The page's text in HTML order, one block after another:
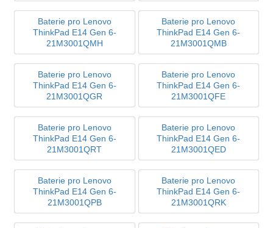
Baterie pro Lenovo
ThinkPad E14 Gen 6-
21M3001QMH
Baterie pro Lenovo
ThinkPad E14 Gen 6-
21M3001QMB
Baterie pro Lenovo
ThinkPad E14 Gen 6-
21M3001QGR
Baterie pro Lenovo
ThinkPad E14 Gen 6-
21M3001QFE
Baterie pro Lenovo
ThinkPad E14 Gen 6-
21M3001QRT
Baterie pro Lenovo
ThinkPad E14 Gen 6-
21M3001QED
Baterie pro Lenovo
ThinkPad E14 Gen 6-
21M3001QPB
Baterie pro Lenovo
ThinkPad E14 Gen 6-
21M3001QRK